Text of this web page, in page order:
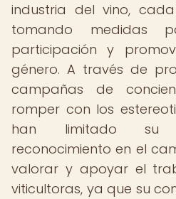
industria del vino,
tomando medidas
participación y
género. A través de
campañas de
romper con los
han limitado su
reconocimiento en el
valorar y apoyar el
viticultoras, ya que su